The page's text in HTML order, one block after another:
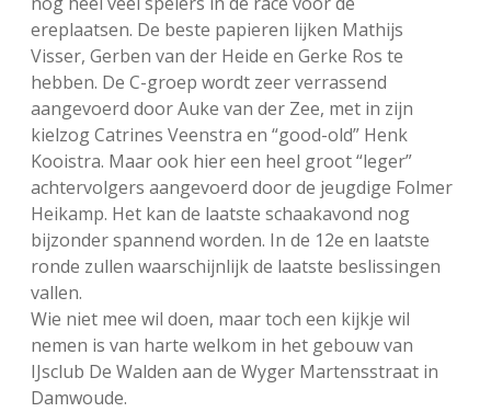
ereplaatsen. De beste papieren lijken Mathijs
Visser, Gerben van der Heide en Gerke Ros te
hebben. De C-groep wordt zeer verrassend
aangevoerd door Auke van der Zee, met in zijn
kielzog Catrines Veenstra en “good-old” Henk
Kooistra. Maar ook hier een heel groot “leger”
achtervolgers aangevoerd door de jeugdige Folmer
Heikamp. Het kan de laatste schaakavond nog
bijzonder spannend worden. In de 12e en laatste
ronde zullen waarschijnlijk de laatste beslissingen
vallen.
Wie niet mee wil doen, maar toch een kijkje wil
nemen is van harte welkom in het gebouw van
IJsclub De Walden aan de Wyger Martensstraat in
Damwoude.